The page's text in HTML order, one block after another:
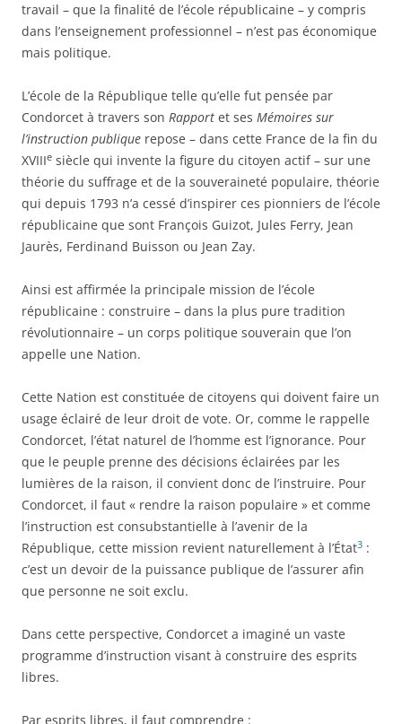
travail – que la finalité de l’école républicaine – y compris
dans l’enseignement professionnel – n’est pas économique
mais politique.
L’école de la République telle qu’elle fut pensée par
Condorcet à travers son Rapport et ses Mémoires sur
l’instruction publique repose – dans cette France de la fin du
XVIIIe siècle qui invente la figure du citoyen actif – sur une
théorie du suffrage et de la souveraineté populaire, théorie
qui depuis 1793 n’a cessé d’inspirer ces pionniers de l’école
républicaine que sont François Guizot, Jules Ferry, Jean
Jaurès, Ferdinand Buisson ou Jean Zay.
Ainsi est affirmée la principale mission de l’école
républicaine : construire – dans la plus pure tradition
révolutionnaire – un corps politique souverain que l’on
appelle une Nation.
Cette Nation est constituée de citoyens qui doivent faire un
usage éclairé de leur droit de vote. Or, comme le rappelle
Condorcet, l’état naturel de l’homme est l’ignorance. Pour
que le peuple prenne des décisions éclairées par les
lumières de la raison, il convient donc de l’instruire. Pour
Condorcet, il faut « rendre la raison populaire » et comme
l’instruction est consubstantielle à l’avenir de la
République, cette mission revient naturellement à l’État3 :
c’est un devoir de la puissance publique de l’assurer afin
que personne ne soit exclu.
Dans cette perspective, Condorcet a imaginé un vaste
programme d’instruction visant à construire des esprits
libres.
Par esprits libres, il faut comprendre :